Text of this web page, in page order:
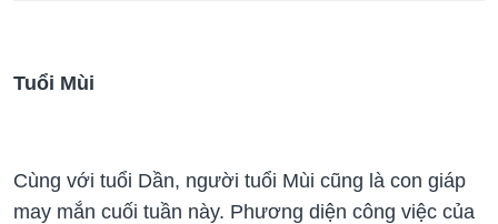
Tuổi Mùi
Cùng với tuổi Dần, người tuổi Mùi cũng là con giáp
may mắn cuối tuần này. Phương diện công việc của